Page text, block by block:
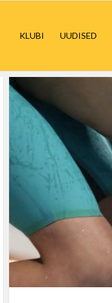
KLUBI UUDISED